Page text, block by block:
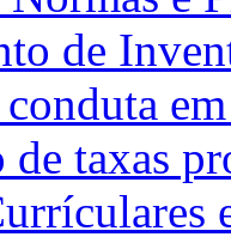
de
de taxas